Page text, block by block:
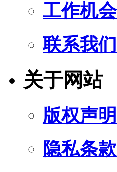
工作机会
联系我们
关于网站
版权声明
隐私条款